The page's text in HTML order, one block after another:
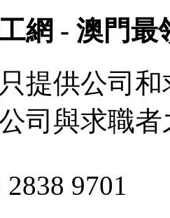
網 - 澳門最
提供公司
司與求職
9701